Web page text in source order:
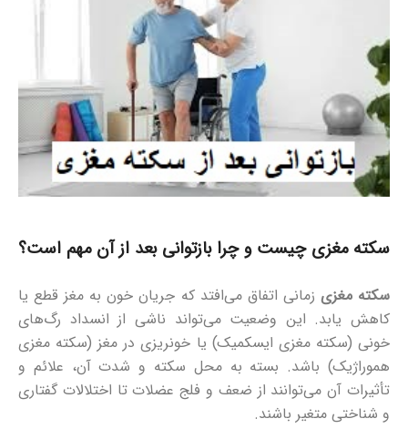
سکته مغزی چیست و چرا بازتوانی بعد از آن مهم است؟
سکته مغزی زمانی اتفاق می‌افتد که جریان خون به مغز قطع یا
کاهش یابد. این وضعیت می‌تواند ناشی از انسداد رگ‌های
خونی (سکته مغزی ایسکمیک) یا خونریزی در مغز (سکته مغزی
هموراژیک) باشد. بسته به محل سکته و شدت آن، علائم و
تأثیرات آن می‌توانند از ضعف و فلج عضلات تا اختلالات گفتاری
و شناختی متغیر باشند.